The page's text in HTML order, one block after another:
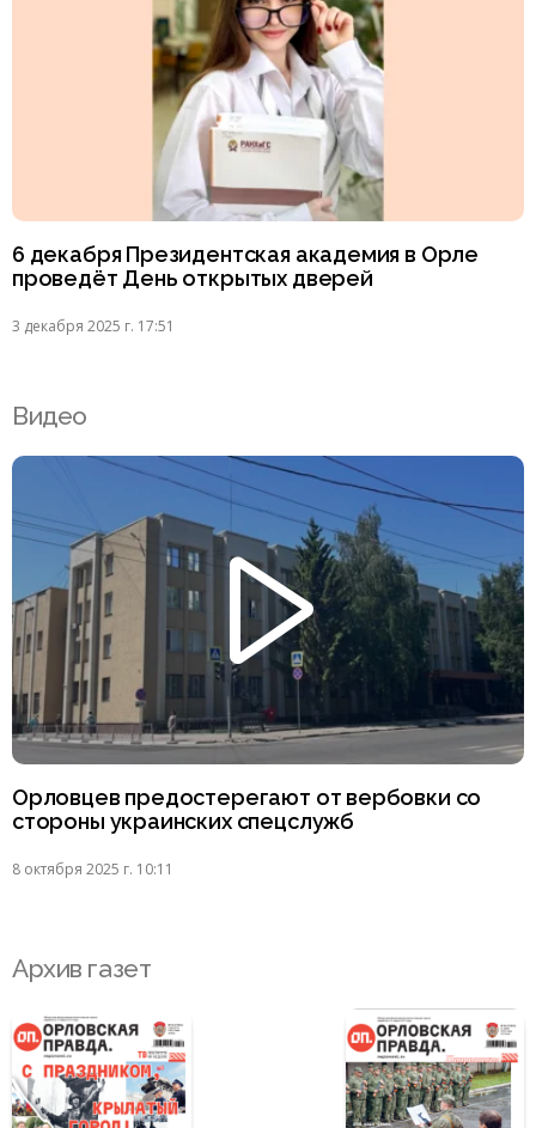
6 декабря Президентская академия в Орле
проведёт День открытых дверей
3 декабря 2025 г. 17:51
Видео
Орловцев предостерегают от вербовки со
стороны украинских спецслужб
8 октября 2025 г. 10:11
Архив газет